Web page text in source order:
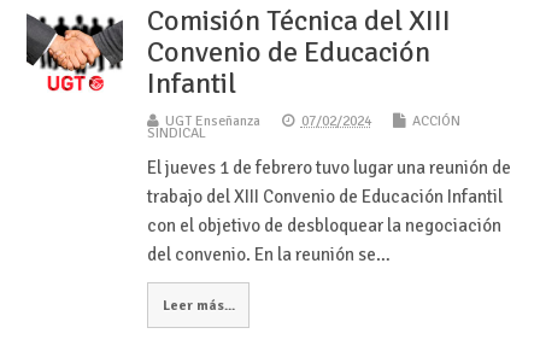
Comisión Técnica del XIII
Convenio de Educación
Infantil
UGT Enseñanza 07/02/2024 ACCIÓN
SINDICAL
El jueves 1 de febrero tuvo lugar una reunión de
trabajo del XIII Convenio de Educación Infantil
con el objetivo de desbloquear la negociación
del convenio. En la reunión se…
Leer más...